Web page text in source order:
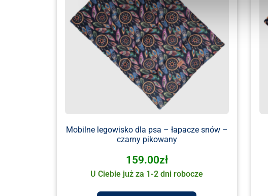
Mobilne legowisko dla psa – łapacze snów –
czarny pikowany
159.00zł
U Ciebie już za 1-2 dni robocze